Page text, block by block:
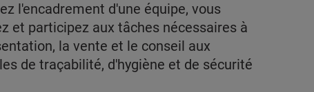
l'encadrement d'une équipe, vous
et participez aux tâches nécessaires à
la vente et le conseil aux
de traçabilité, d'hygiène et de sécurité